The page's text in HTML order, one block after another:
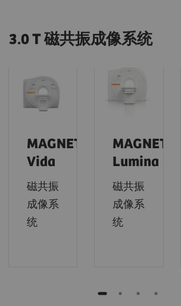
3.0 T 磁共振成像系统
MAGNETOM
Vida
磁共振
成像系
统
MAGNETOM
Lumina
磁共振
成像系
统